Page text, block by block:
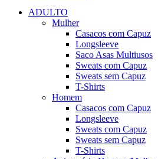
ADULTO
Mulher
Casacos com Capuz
Longsleeve
Saco Asas Multiusos
Sweats com Capuz
Sweats sem Capuz
T-Shirts
Homem
Casacos com Capuz
Longsleeve
Sweats com Capuz
Sweats sem Capuz
T-Shirts